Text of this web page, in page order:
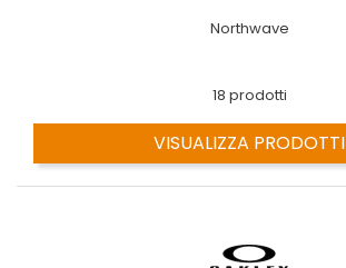
Northwave
18 prodotti
VISUALIZZA PRODOTTI